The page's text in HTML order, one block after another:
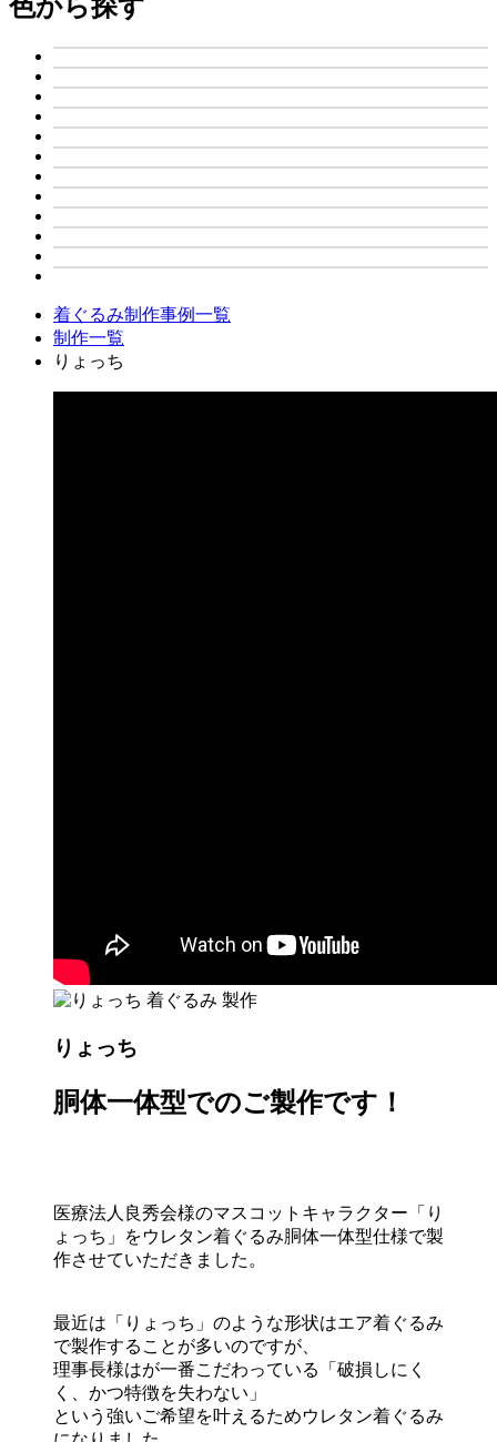
色から探す
着ぐるみ制作事例一覧
制作一覧
りょっち
りょっち
胴体一体型でのご製作です！
医療法人良秀会様のマスコットキャラクター「り
ょっち」をウレタン着ぐるみ胴体一体型仕様で製
作させていただきました。
最近は「りょっち」のような形状はエア着ぐるみ
で製作することが多いのですが、
理事長様はが一番こだわっている「破損しにく
く、かつ特徴を失わない」
という強いご希望を叶えるためウレタン着ぐるみ